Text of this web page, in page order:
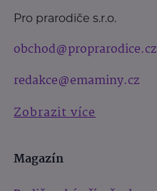
Pro prarodiče s.r.o.
obchod@proprarodice.cz
redakce@emaminy.cz
Zobrazit více
Magazín